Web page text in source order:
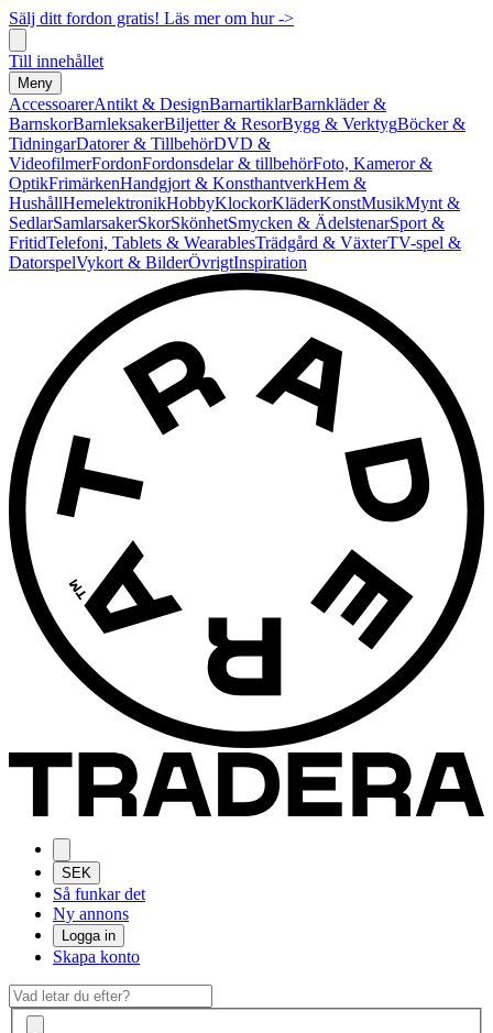
Sälj ditt fordon gratis! Läs mer om hur ->
Till innehållet
Meny
AccessoarerAntikt & DesignBarnartiklarBarnkläder &
BarnskorBarnleksakerBiljetter & ResorBygg & VerktygBöcker &
TidningarDatorer & TillbehörDVD &
VideofilmerFordonFordonsdelar & tillbehörFoto, Kameror &
OptikFrimärkenHandgjort & KonsthantverkHem &
HushållHemelektronikHobbyKlockorKläderKonstMusikMynt &
SedlarSamlarsakerSkorSkönhetSmycken & ÄdelstenarSport &
FritidTelefoni, Tablets & WearablesTrädgård & VäxterTV-spel &
DatorspelVykort & BilderÖvrigtInspiration
SEK
Så funkar det
Ny annons
Logga in
Skapa konto